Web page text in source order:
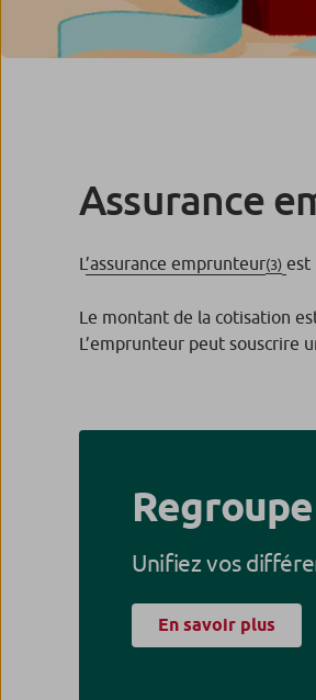
Assurance
L’assurance emprunteur(3) est
Le montant de la cotisation
L’emprunteur peut souscrire
Unifiez vos
En savoir plus